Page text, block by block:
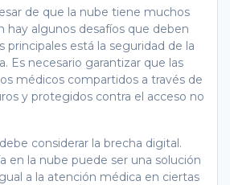
de que la nube tiene muchos
hay algunos desafíos que deben
principales está la seguridad de la
Es necesario garantizar que las
médicos compartidos a través de
y protegidos contra el acceso no
considerar la brecha digital.
en la nube puede ser una solución
a la atención médica en ciertas